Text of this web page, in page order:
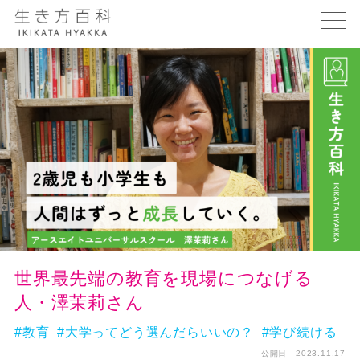
世界最先端の教育を現場につなげる
人・澤茉莉さん
#教育 #大学ってどう選んだらいいの？ #学び続ける
公開日 2023.11.17